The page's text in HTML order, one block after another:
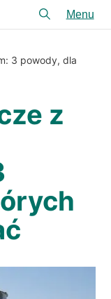
menu
3 powody, dla
z